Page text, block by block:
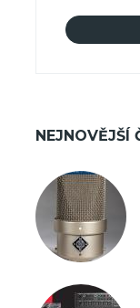
NEJNOVĚJŠÍ